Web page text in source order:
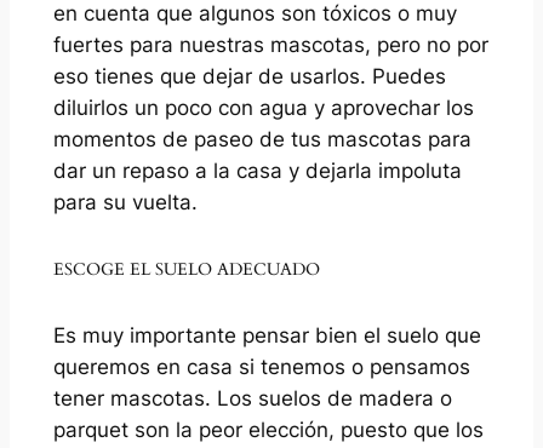
en cuenta que algunos son tóxicos o muy
fuertes para nuestras mascotas, pero no por
eso tienes que dejar de usarlos. Puedes
diluirlos un poco con agua y aprovechar los
momentos de paseo de tus mascotas para
dar un repaso a la casa y dejarla impoluta
para su vuelta.
ESCOGE EL SUELO ADECUADO
Es muy importante pensar bien el suelo que
queremos en casa si tenemos o pensamos
tener mascotas. Los suelos de madera o
parquet son la peor elección, puesto que los